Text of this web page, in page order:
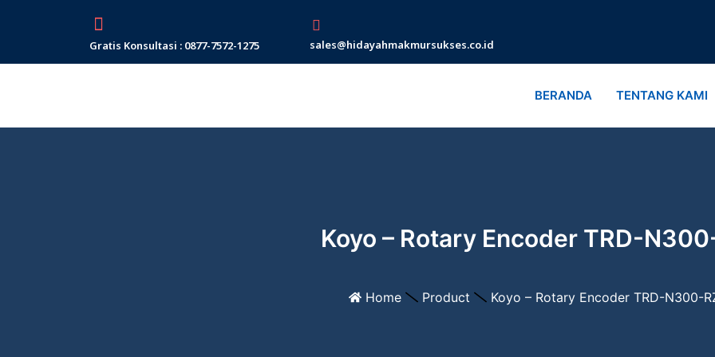
Gratis Konsultasi : 0877-7572-1275 sales@hidayahmakmursukses.co.id
BERANDA TENTANG KAMI
Koyo – Rotary Encoder TRD-
Home Product Koyo – Rotary Encoder TRD-N300-